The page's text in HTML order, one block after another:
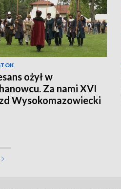
ożył w
Za nami XVI
Wysokomazowiecki